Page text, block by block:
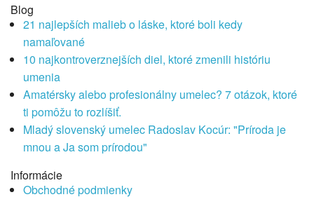
Blog
21 najlepších malieb o láske, ktoré boli kedy
namaľované
10 najkontroverznejších diel, ktoré zmenili históriu
umenia
Amatérsky alebo profesionálny umelec? 7 otázok, ktoré
ti pomôžu to rozlíšiť.
Mladý slovenský umelec Radoslav Kocúr: "Príroda je
mnou a Ja som prírodou"
Informácie
Obchodné podmienky